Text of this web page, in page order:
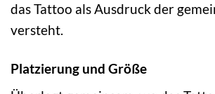
das Tattoo als Ausdruck der
versteht.
Platzierung und Größe